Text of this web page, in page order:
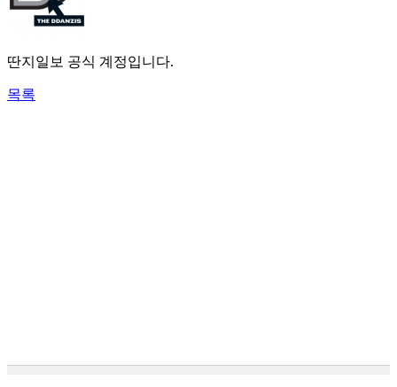
딴지일보 공식 계정입니다.
목록